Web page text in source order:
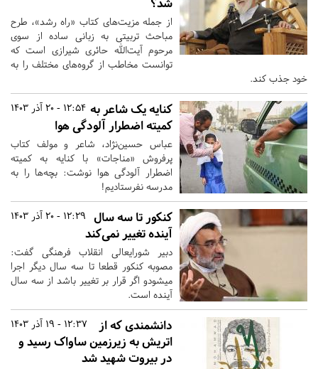
از جمله مزیت‌های کتاب «راه رشد»، طرح
مباحث تربیتی به زبانی ساده از سوی
مرحوم آیت‌الله حائری شیرازی است که
توانست مخاطب از گروه‌های مختلف را به
خود جذب کند.
12:54 - 20 آذر 1403 کنایه یک شاعر به
کمیته اضطرار آلودگی هوا
عباس حسین‌نژاد، شاعر و مولف کتاب
پرفروش «مناجات» با کنایه به کمیته
اضطرار آلودگی هوا نوشت: بچه‌ها را به
مدرسه نفرستادیم!
12:29 - 20 آذر 1403
کنکور تا سه سال
آینده تغییر نمی‌کند
دبیر شورایعالی انقلاب فرهنگی گفت:
مصوبه کنکور قطعا تا سه سال دیگر اجرا
میشودو اگر قرار بر تغییر باشد از سه سال
آینده است.
12:37 - 19 آذر 1403
دانشمندی که از
اتریش به زیرزمین ساواک رسید و
در بیروت شهید شد